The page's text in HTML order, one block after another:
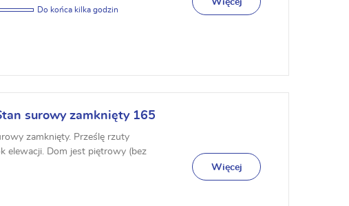
Więcej
surowy zamknięty 165
zamknięty. Prześlę rzuty
elewacji. Dom jest piętrowy (bez
Więcej